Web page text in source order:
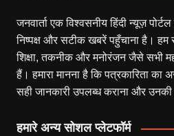
जनवार्ता एक विश्वसनीय हिंदी न्यूज़
निष्पक्ष और सटीक खबरें पहुँचाना है। हम
शिक्षा, तकनीक और मनोरंजन जैसे सभी
हैं। हमारा मानना है कि पत्रकारिता का
सही जानकारी उपलब्ध कराना और
हमारे अन्य सोशल प्लेटफॉर्म